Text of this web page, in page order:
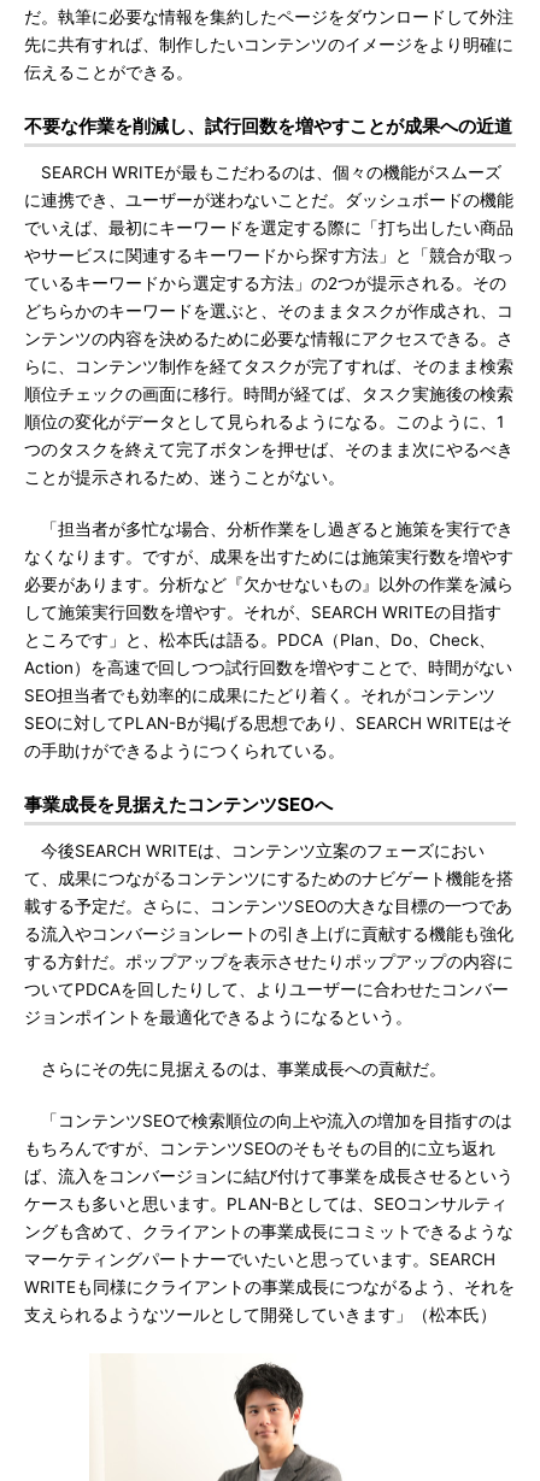
だ。執筆に必要な情報を集約したページをダウンロードして外注
先に共有すれば、制作したいコンテンツのイメージをより明確に
伝えることができる。
不要な作業を削減し、試行回数を増やすことが成果への近道
SEARCH WRITEが最もこだわるのは、個々の機能がスムーズ
に連携でき、ユーザーが迷わないことだ。ダッシュボードの機能
でいえば、最初にキーワードを選定する際に「打ち出したい商品
やサービスに関連するキーワードから探す方法」と「競合が取っ
ているキーワードから選定する方法」の2つが提示される。その
どちらかのキーワードを選ぶと、そのままタスクが作成され、コ
ンテンツの内容を決めるために必要な情報にアクセスできる。さ
らに、コンテンツ制作を経てタスクが完了すれば、そのまま検索
順位チェックの画面に移行。時間が経てば、タスク実施後の検索
順位の変化がデータとして見られるようになる。このように、1
つのタスクを終えて完了ボタンを押せば、そのまま次にやるべき
ことが提示されるため、迷うことがない。
「担当者が多忙な場合、分析作業をし過ぎると施策を実行でき
なくなります。ですが、成果を出すためには施策実行数を増やす
必要があります。分析など『欠かせないもの』以外の作業を減ら
して施策実行回数を増やす。それが、SEARCH WRITEの目指す
ところです」と、松本氏は語る。PDCA（Plan、Do、Check、
Action）を高速で回しつつ試行回数を増やすことで、時間がない
SEO担当者でも効率的に成果にたどり着く。それがコンテンツ
SEOに対してPLAN-Bが掲げる思想であり、SEARCH WRITEはそ
の手助けができるようにつくられている。
事業成長を見据えたコンテンツSEOへ
今後SEARCH WRITEは、コンテンツ立案のフェーズにおい
て、成果につながるコンテンツにするためのナビゲート機能を搭
載する予定だ。さらに、コンテンツSEOの大きな目標の一つであ
る流入やコンバージョンレートの引き上げに貢献する機能も強化
する方針だ。ポップアップを表示させたりポップアップの内容に
ついてPDCAを回したりして、よりユーザーに合わせたコンバー
ジョンポイントを最適化できるようになるという。
さらにその先に見据えるのは、事業成長への貢献だ。
「コンテンツSEOで検索順位の向上や流入の増加を目指すのは
もちろんですが、コンテンツSEOのそもそもの目的に立ち返れ
ば、流入をコンバージョンに結び付けて事業を成長させるという
ケースも多いと思います。PLAN-Bとしては、SEOコンサルティ
ングも含めて、クライアントの事業成長にコミットできるような
マーケティングパートナーでいたいと思っています。SEARCH
WRITEも同様にクライアントの事業成長につながるよう、それを
支えられるようなツールとして開発していきます」（松本氏）